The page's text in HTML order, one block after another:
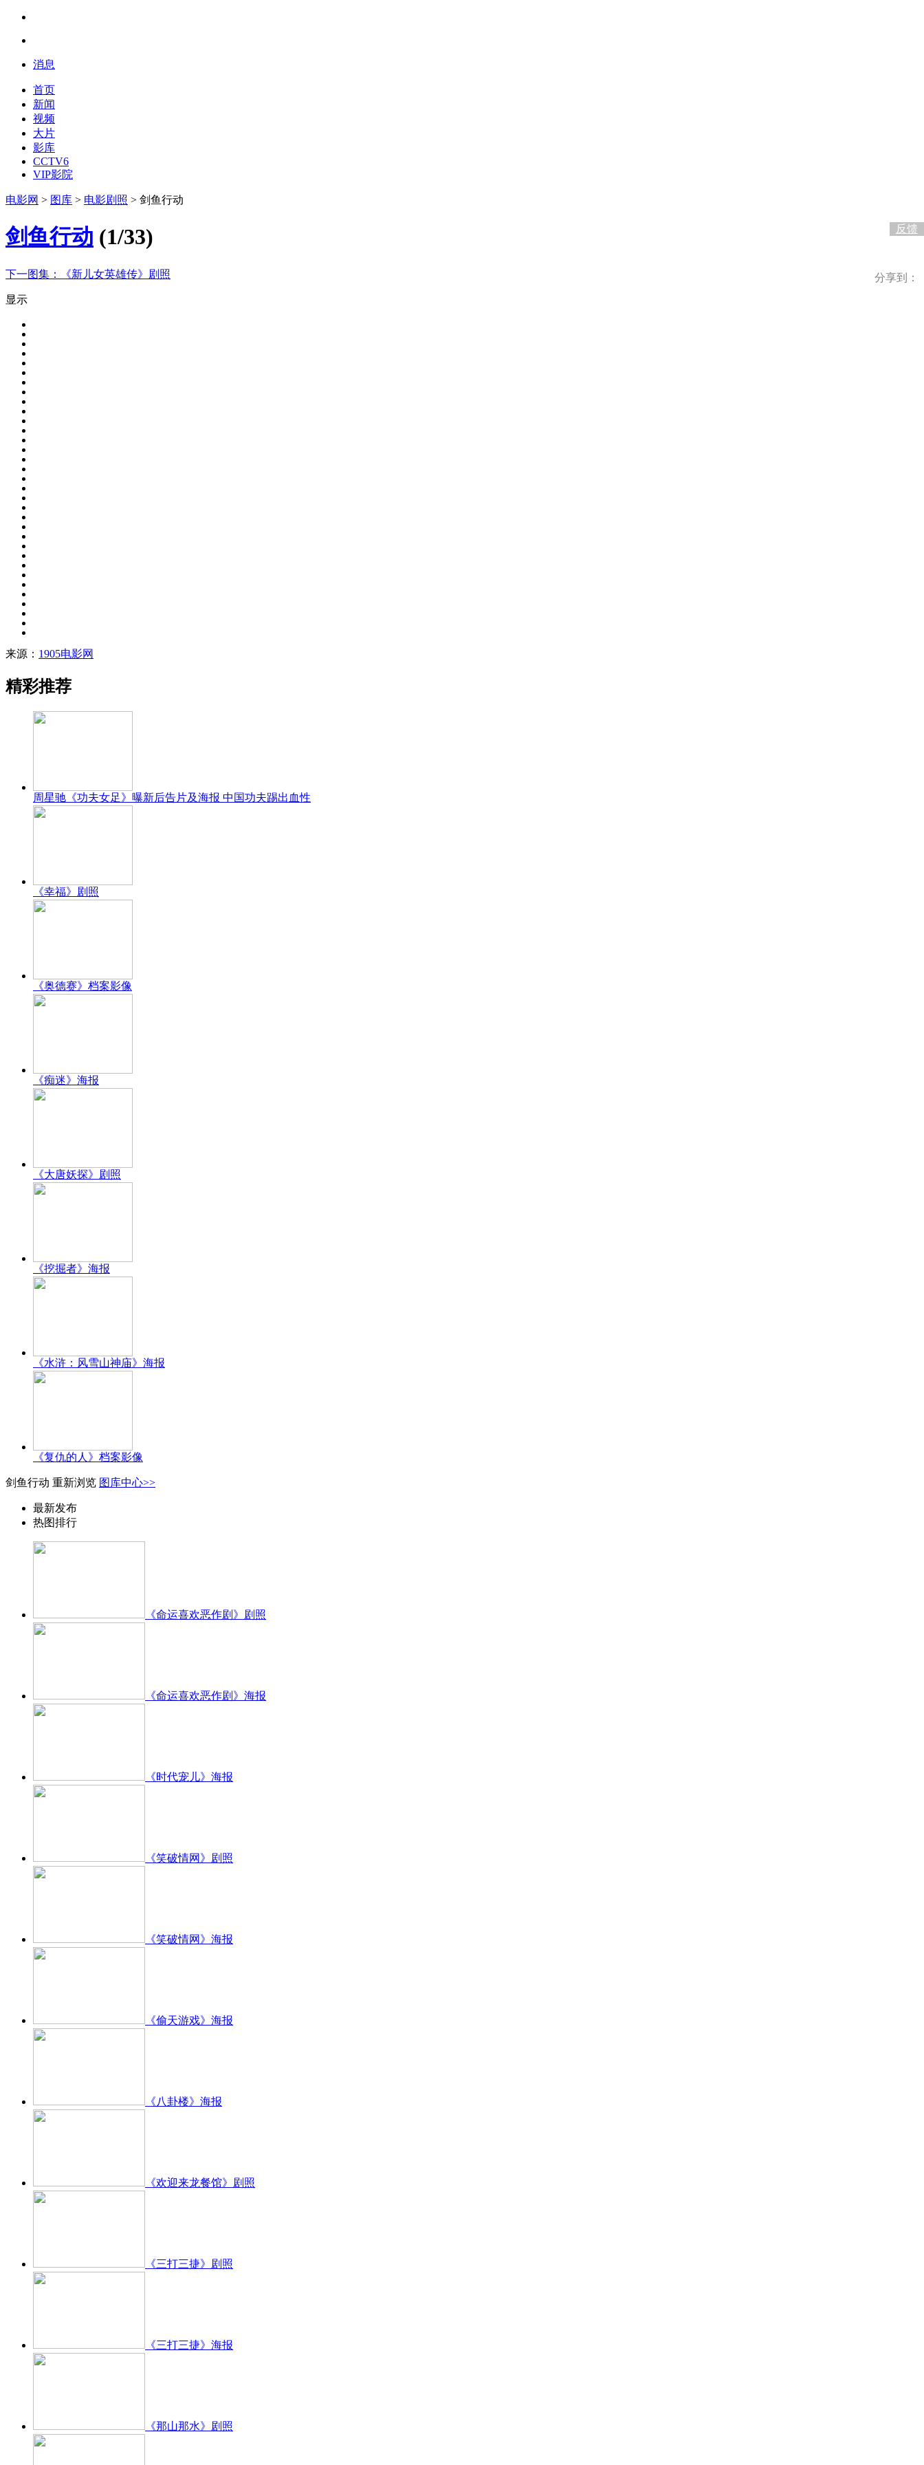
消息
首页
新闻
视频
大片
影库
CCTV6
VIP影院
电影网 > 图库 > 电影剧照 > 剑鱼行动
剑鱼行动 (1/33)
分享到：
下一图集： 《新儿女英雄传》剧照
显示
来源： 1905电影网
精彩推荐
周星驰《功夫女足》曝新后告片及海报 中国功夫踢出血性
《幸福》剧照
《奥德赛》档案影像
《痴迷》海报
《大唐妖探》剧照
《挖掘者》海报
《水浒：风雪山神庙》海报
《复仇的人》档案影像
剑鱼行动 重新浏览 图库中心>>
最新发布
热图排行
《命运喜欢恶作剧》剧照
《命运喜欢恶作剧》海报
《时代宠儿》海报
《笑破情网》剧照
《笑破情网》海报
《偷天游戏》海报
《八卦楼》海报
《欢迎来龙餐馆》剧照
《三打三捷》剧照
《三打三捷》海报
《那山那水》剧照
反馈